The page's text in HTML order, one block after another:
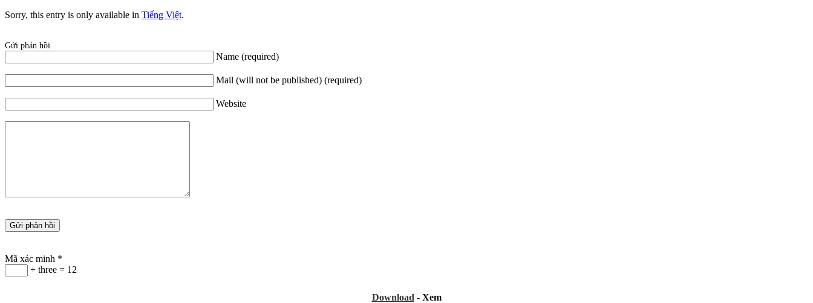
Sorry, this entry is only available in Tiếng Việt.
Gửi phản hồi
Name (required)
Mail (will not be published) (required)
Website
Mã xác minh *
+ three = 12
Download - Xem